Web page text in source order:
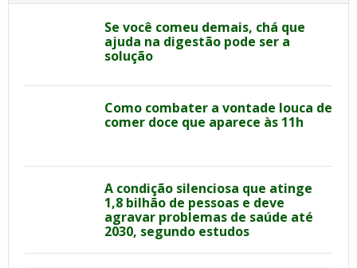
Se você comeu demais, chá que
ajuda na digestão pode ser a
solução
Como combater a vontade louca de
comer doce que aparece às 11h
A condição silenciosa que atinge
1,8 bilhão de pessoas e deve
agravar problemas de saúde até
2030, segundo estudos